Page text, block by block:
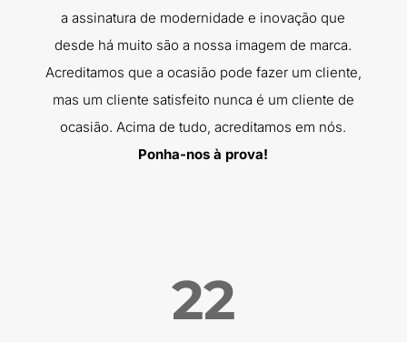
a assinatura de modernidade e inovação que
desde há muito são a nossa imagem de marca.
Acreditamos que a ocasião pode fazer um cliente,
mas um cliente satisfeito nunca é um cliente de
ocasião. Acima de tudo, acreditamos em nós.
Ponha-nos à prova!
22